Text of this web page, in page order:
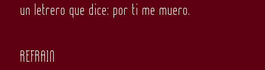
un letrero que dice: por ti me muero.
REFRAIN